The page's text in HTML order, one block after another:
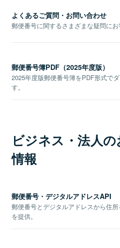
よくあるご質問・お問い合わせ
郵便番号に関するさまざまな疑問にお
郵便番号簿PDF（2025年度版）
2025年度版郵便番号簿をPDF形式で
す。
ビジネス・法人
情報
郵便番号・デジタルアドレスAPI
郵便番号とデジタルアドレスから住
を提供。